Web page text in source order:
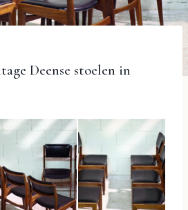
Deense stoelen in